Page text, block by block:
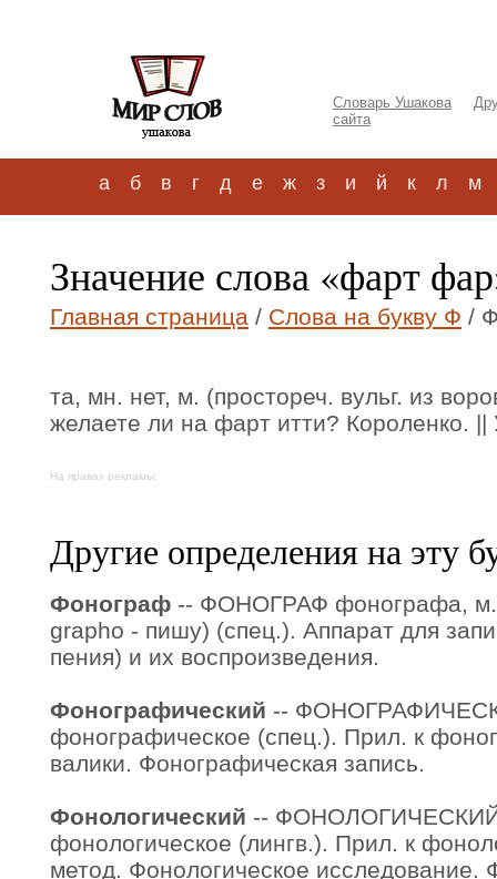
Словарь Ушакова
сайта
а б в г д е ж з и й к л м
Значение слова «фарт
Главная страница / Слова на букву Ф /
та, мн. нет, м. (простореч. вульг. из
желаете ли на фарт итти? Короленко. ||
На правах рекламы:
Другие определения на эту
Фонограф -- ФОНОГРАФ фонографа, м.
grapho - пишу) (спец.). Аппарат для
пения) и их воспроизведения.
Фонографический --
фонографическое (спец.). Прил. к
валики. Фонографическая запись.
Фонологический -- ФОНОЛОГИЧЕСКИЙ
фонологическое (лингв.). Прил. к
метод. Фонологическое исследование.